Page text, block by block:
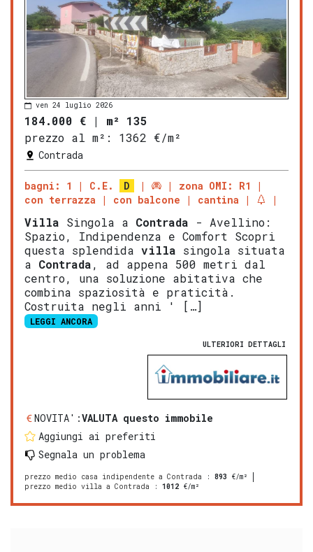
ven 24 luglio 2026
184.000 € | m² 135
prezzo al m²:
1362 €/m²
Contrada
bagni: 1 C.E. D
zona OMI: R1
con terrazza
con balcone cantina
Villa Singola a Contrada - Avellino:
Spazio, Indipendenza e Comfort Scopri
questa splendida villa singola situata
a Contrada, ad appena 500 metri dal
centro, una soluzione abitativa che
combina spaziosità e praticità.
Costruita negli anni ' […]
LEGGI ANCORA
ULTERIORI DETTAGLI
NOVITA':VALUTA questo immobile
Aggiungi ai preferiti
Segnala un problema
prezzo medio casa indipendente a Contrada : 893 €/m²
prezzo medio villa a Contrada : 1012 €/m²